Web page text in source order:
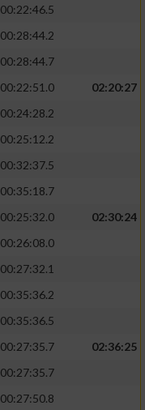
00:22:46.5
00:28:44.2
00:28:44.7
00:22:51.0
02:20:27
00:24:28.2
00:25:12.2
00:32:37.5
00:35:18.7
00:25:32.0
02:30:24
00:26:08.0
00:27:32.1
00:35:36.2
00:35:36.5
00:27:35.7
02:36:25
00:27:35.7
00:27:50.8